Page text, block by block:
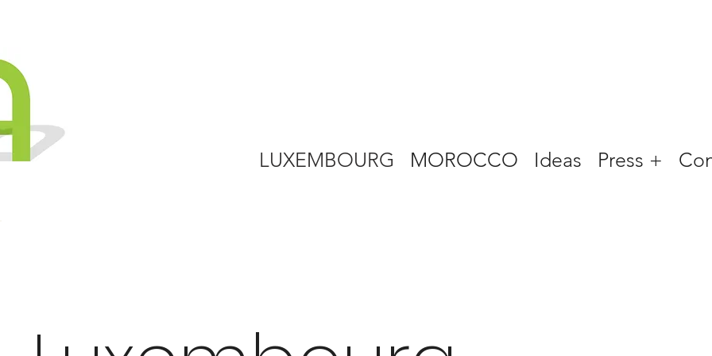
LUXEMBOURG MOROCCO Ideas Press +